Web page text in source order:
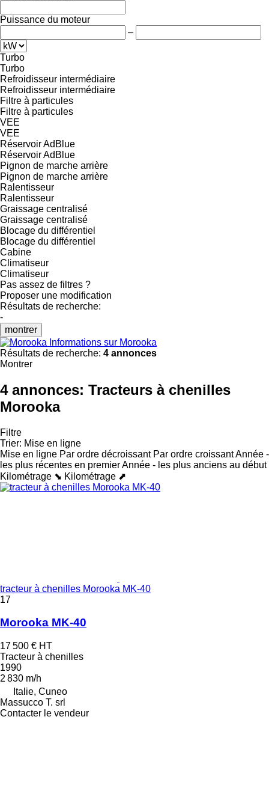
Puissance du moteur
–
Turbo
Turbo
Refroidisseur intermédiaire
Refroidisseur intermédiaire
Filtre à particules
Filtre à particules
VEE
VEE
Réservoir AdBlue
Réservoir AdBlue
Pignon de marche arrière
Pignon de marche arrière
Ralentisseur
Ralentisseur
Graissage centralisé
Graissage centralisé
Blocage du différentiel
Blocage du différentiel
Cabine
Climatiseur
Climatiseur
Pas assez de filtres ?
Proposer une modification
Résultats de recherche:
-
montrer
Informations sur Morooka
Résultats de recherche: 4 annonces
Montrer
4 annonces: Tracteurs à chenilles
Morooka
Filtre
Trier: Mise en ligne
Mise en ligne Par ordre décroissant Par ordre croissantAnnée -
les plus récentes en premierAnnée - les plus anciens au début
Kilométrage ⬊ Kilométrage ⬈
tracteur à chenilles Morooka MK-40
17
Morooka MK-40
17 500 € HT
Tracteur à chenilles
1990
2 830 m/h
Italie, Cuneo
Massucco T. srl
Contacter le vendeur